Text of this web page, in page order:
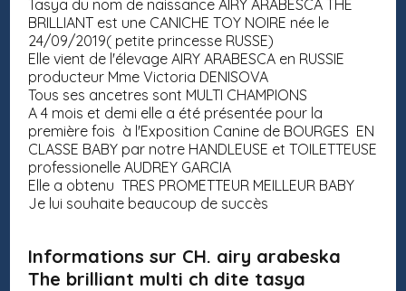
Tasya du nom de naissance AIRY ARABESCA THE
BRILLIANT est une CANICHE TOY NOIRE née le
24/09/2019( petite princesse RUSSE)
Elle vient de l'élevage AIRY ARABESCA en RUSSIE
producteur Mme Victoria DENISOVA
Tous ses ancetres sont MULTI CHAMPIONS
A 4 mois et demi elle a été présentée pour la
première fois à l'Exposition Canine de BOURGES EN
CLASSE BABY par notre HANDLEUSE et TOILETTEUSE
professionelle AUDREY GARCIA
Elle a obtenu TRES PROMETTEUR MEILLEUR BABY
Je lui souhaite beaucoup de succès
Informations sur CH. airy arabeska
The brilliant multi ch dite tasya